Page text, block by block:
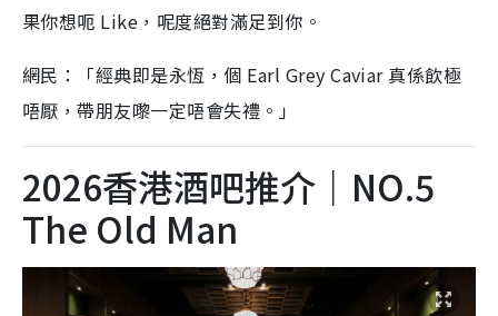
果你想呃 Like，呢度絕對滿足到你。
網民：「經典即是永恆，個 Earl Grey Caviar 真係飲極
唔厭，帶朋友嚟一定唔會失禮。」
2026香港酒吧推介｜NO.5
The Old Man